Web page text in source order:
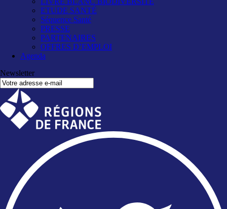
ETUDE SANTÉ
Séquence Santé
PRESSE
PARTENAIRES
OFFRES D’EMPLOI
Agenda
Newsletter